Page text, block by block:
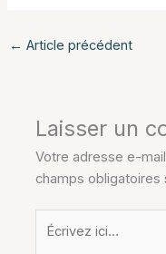
← Article précédent
Laisser un
Votre adresse e-
champs
ici…